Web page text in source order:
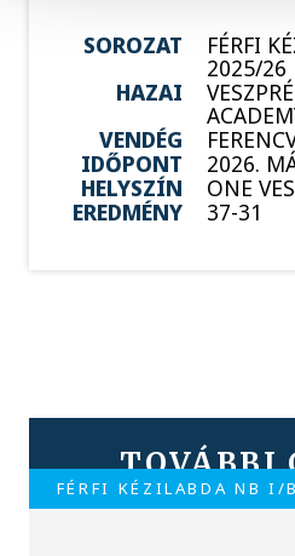
SOROZAT FÉRFI
2025/26
HAZAI
VENDÉG
IDŐPONT
2026.
HELYSZÍN
ONE
EREDMÉNY
37-31
TOVÁBBI
FÉRFI KÉZILABDA NB I/B